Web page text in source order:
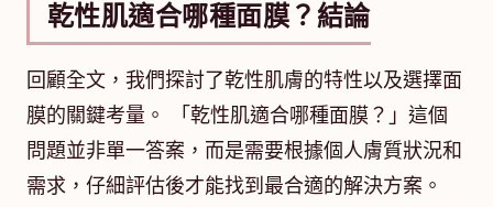
乾性肌適合哪種面膜？結論
回顧全文，我們探討了乾性肌膚的特性以及選擇面
膜的關鍵考量。 「乾性肌適合哪種面膜？」這個
問題並非單一答案，而是需要根據個人膚質狀況和
需求，仔細評估後才能找到最合適的解決方案。